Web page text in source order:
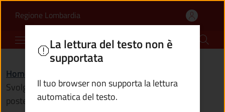
Svolgere attività di
Regione Lombardia(apre in un'altra scheda).
Comune di Vione
Home
Svolgere attività di commercio su aree pubbliche in
posteggio di mercato
La lettura del testo non è
supportata
Il tuo browser non supporta la lettura
automatica del testo.